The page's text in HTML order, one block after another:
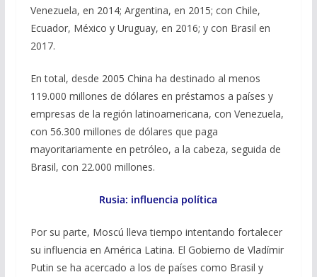
Venezuela, en 2014; Argentina, en 2015; con Chile,
Ecuador, México y Uruguay, en 2016; y con Brasil en
2017.
En total, desde 2005 China ha destinado al menos
119.000 millones de dólares en préstamos a países y
empresas de la región latinoamericana, con Venezuela,
con 56.300 millones de dólares que paga
mayoritariamente en petróleo, a la cabeza, seguida de
Brasil, con 22.000 millones.
Rusia: influencia política
Por su parte, Moscú lleva tiempo intentando fortalecer
su influencia en América Latina. El Gobierno de Vladímir
Putin se ha acercado a los de países como Brasil y